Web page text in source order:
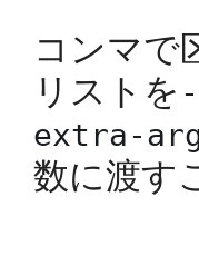
コンマで
リストを
extra-
数に渡す